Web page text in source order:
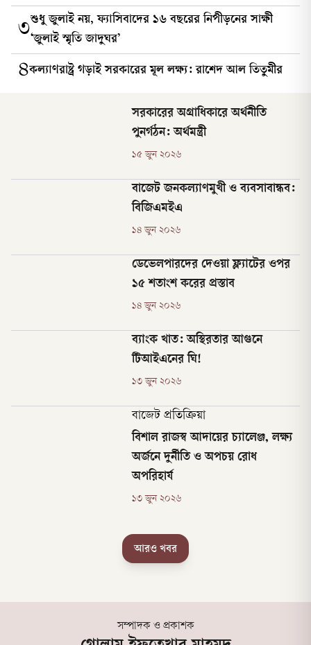
৩শুধু জুলাই নয়, ফ্যাসিবাদের ১৬ বছরের নিপীড়নের সাক্ষী
‘জুলাই স্মৃতি জাদুঘর’
৪কল্যাণরাষ্ট্র গড়াই সরকারের মূল লক্ষ্য: রাশেদ আল তিতুমীর
সরকারের অগ্রাধিকারে অর্থনীতি
পুনর্গঠন: অর্থমন্ত্রী
১৫ জুন ২০২৬
বাজেট জনকল্যাণমুখী ও ব্যবসাবান্ধব:
বিজিএমইএ
১৪ জুন ২০২৬
ডেভেলপারদের দেওয়া ফ্ল্যাটের ওপর
১৫ শতাংশ করের প্রস্তাব
১৪ জুন ২০২৬
ব্যাংক খাত: অস্থিরতার আগুনে
টিআইএনের ঘি!
১৩ জুন ২০২৬
বাজেট প্রতিক্রিয়া
বিশাল রাজস্ব আদায়ের চ্যালেঞ্জ, লক্ষ্য
অর্জনে দুর্নীতি ও অপচয় রোধ
অপরিহার্য
১৩ জুন ২০২৬
আরও খবর
সম্পাদক ও প্রকাশক